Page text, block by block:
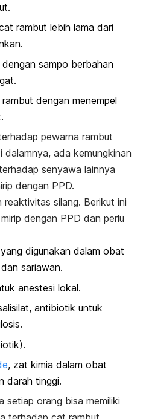
rambut lebih lama dari
sampo berbahan
dengan menempel
pewarna rambut
ada kemungkinan
senyawa lainnya
dengan PPD.
reaktivitas silang. Berikut ini
dengan PPD dan perlu
digunakan dalam obat
sariawan.
anestesi lokal.
antibiotik untuk
, zat kimia dalam obat
darah tinggi.
setiap orang bisa memiliki